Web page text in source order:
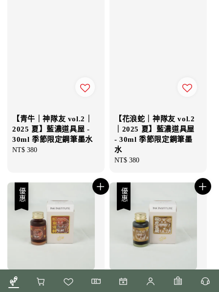
【青牛｜神隊友 vol.2｜
2025 夏】藍濃道具屋 -
30ml 季節限定鋼筆墨水
Regular
NT$ 380
【花浪蛇｜神隊友 vol.2
｜2025 夏】藍濃道具屋
- 30ml 季節限定鋼筆墨
水
Regular
NT$ 380
優惠 優惠